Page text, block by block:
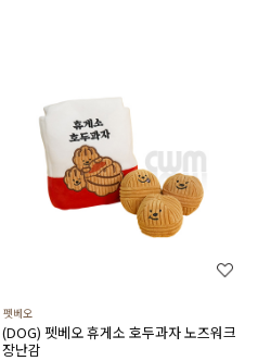
펫베오
(DOG) 펫베오 휴게소 호두과자 노즈워크
장난감